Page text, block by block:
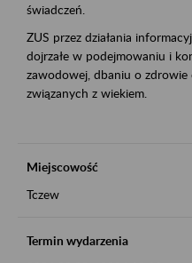
świadczeń.
ZUS przez działania
dojrzałe w podejmowaniu i
zawodowej, dbaniu o zdrowie
związanych z wiekiem.
Miejscowość
Tczew
Termin wydarzenia